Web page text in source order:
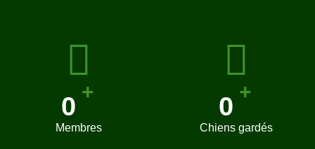
0
+
Membres
0
+
Chiens gardés